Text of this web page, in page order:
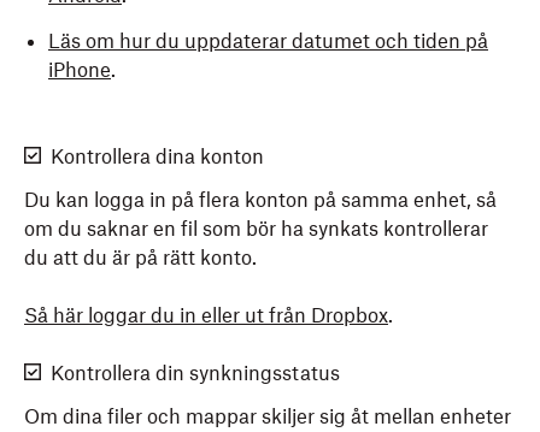
Läs om hur du uppdaterar datumet och tiden på
iPhone.
Kontrollera dina konton
Du kan logga in på flera konton på samma enhet, så
om du saknar en fil som bör ha synkats kontrollerar
du att du är på rätt konto.
Så här loggar du in eller ut från Dropbox.
Kontrollera din synkningsstatus
Om dina filer och mappar skiljer sig åt mellan enheter